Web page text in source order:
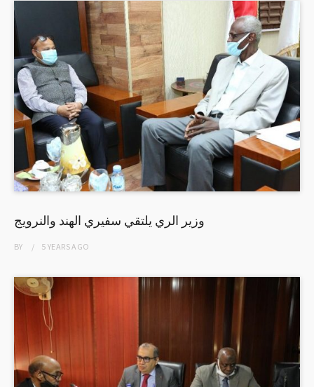
وزير الري يلتقي سفيري الهند والنرويج
BY 5 YEARSAGO